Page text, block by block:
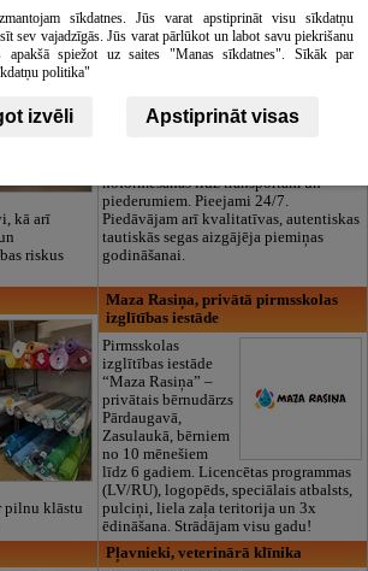
kā arī
riskus
CĒSU APBEDĪŠANAS
PAKALPOJUMI, SIA
Cieņpilnas atvadas
par visu — no
pilnas bēru
noformēšanas līdz transportam un
piederumiem. Pieejami 24/7.
Piedāvājam arī kvalitatīvas, autentiskas
tautiskās segas aizgājēja piemiņas
godināšanai.
pilnu klāstu
Maza Rasiņa, privātā pirmsskolas
izglītības iestāde
Pirmsskolas
izglītības iestāde
“Maza Rasiņa” –
privātais bērnudārzs
Pārdaugavā,
Zasulaukā, bērniem
no 10 mēnešiem
līdz 6 gadiem. Licencētas programmas
(LV/RU), logopēds, speciālais atbalsts,
pulciņi, liela zaļa teritorija un 3x
ēdināšana. Strādājam visu gadu!
Pļavnieki, veterinārā klīnika
sīkdatnes. Jūs varat apstiprināt visu sīkdatņu
sev vajadzīgās. Jūs varat pārlūkot un labot savu piekrišanu
apakšā spiežot uz saites "Manas sīkdatnes". Sīkāk par
politika"
izvēli Apstiprināt visas